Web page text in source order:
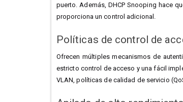
puerto. Además, DHCP Snooping hace
proporciona un control adicional.
Políticas de control de
Ofrecen múltiples mecanismos de
estricto control de acceso y una fácil
VLAN, políticas de calidad de servicio